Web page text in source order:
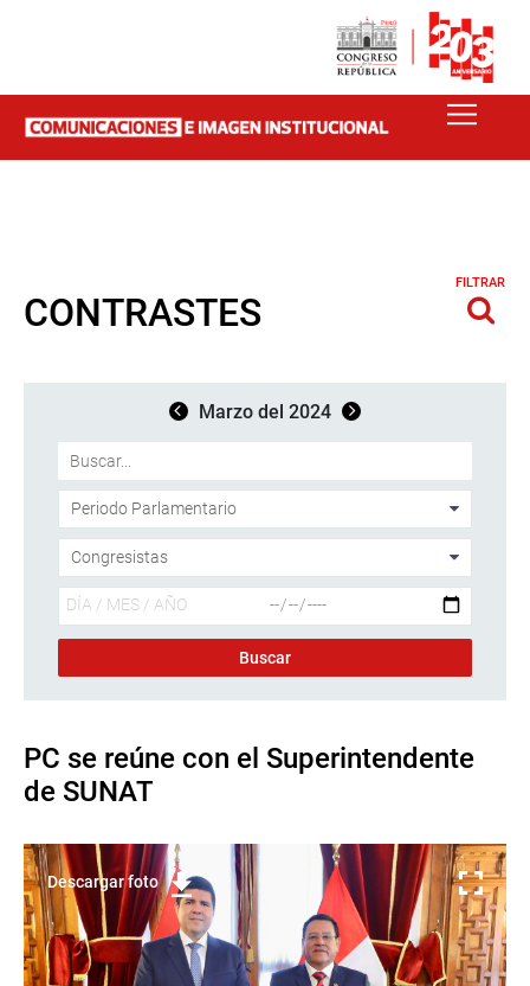
CONTRASTES
FILTRAR
Marzo del 2024
PC se reúne con el Superintendente
de SUNAT
Descargar foto